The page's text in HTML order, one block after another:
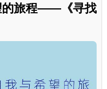
的旅程——《寻找